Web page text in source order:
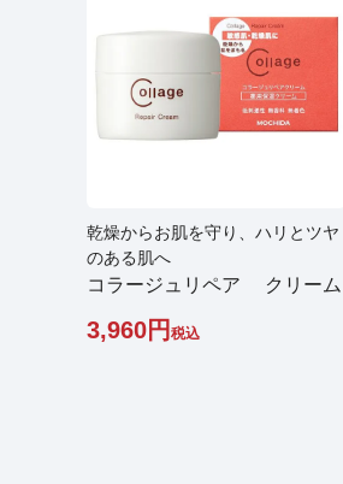
乾燥からお肌を守り、ハリとツヤ
のある肌へ
コラージュリペア クリーム
3,960 税込